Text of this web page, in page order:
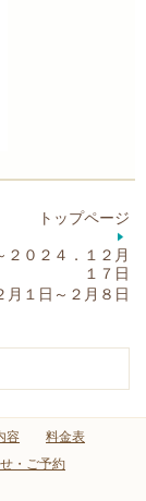
トップページ
０２４．１２月
１７日
月１日～２月８日
容
料金表
・ご予約